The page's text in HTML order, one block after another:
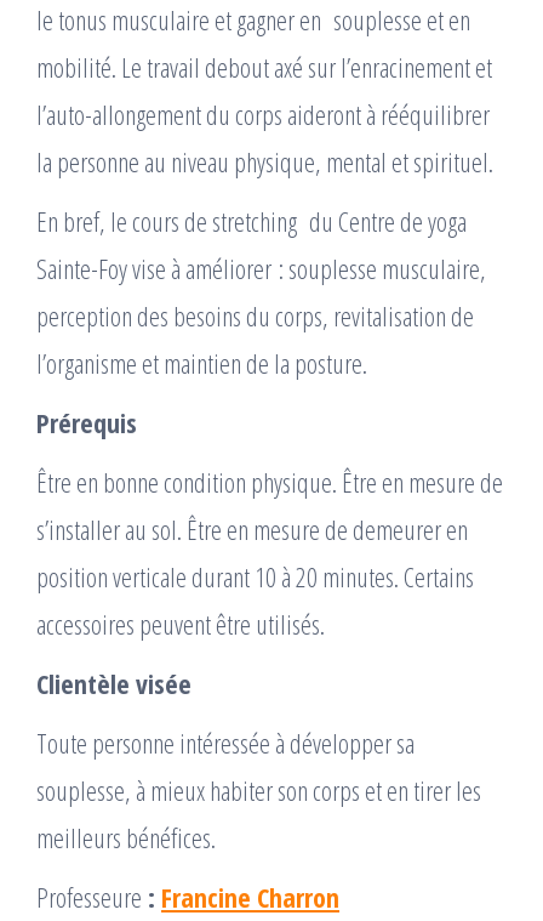
le tonus musculaire et gagner en souplesse et en
mobilité. Le travail debout axé sur l’enracinement et
l’auto-allongement du corps aideront à rééquilibrer
la personne au niveau physique, mental et spirituel.
En bref, le cours de stretching du Centre de yoga
Sainte-Foy vise à améliorer : souplesse musculaire,
perception des besoins du corps, revitalisation de
l’organisme et maintien de la posture.
Prérequis
Être en bonne condition physique. Être en mesure de
s’installer au sol. Être en mesure de demeurer en
position verticale durant 10 à 20 minutes. Certains
accessoires peuvent être utilisés.
Clientèle visée
Toute personne intéressée à développer sa
souplesse, à mieux habiter son corps et en tirer les
meilleurs bénéfices.
Professeure : Francine Charron